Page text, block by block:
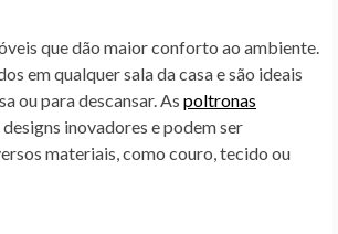
que dão maior conforto ao ambiente.
em qualquer sala da casa e são ideais
ou para descansar. As poltronas
inovadores e podem ser
materiais, como couro, tecido ou